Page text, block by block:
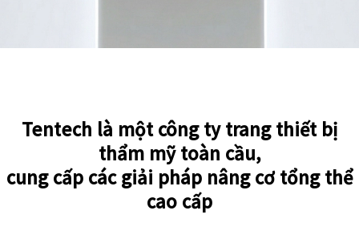
Tentech là một công ty trang thiết bị
thẩm mỹ toàn cầu,
cung cấp các giải pháp nâng cơ tổng thể
cao cấp